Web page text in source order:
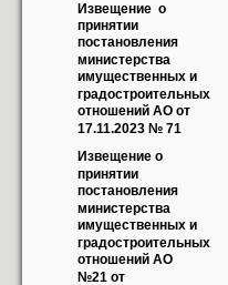
Извещение  о
принятии
постановления
министерства
имущественных и
градостроительных
отношений АО от
17.11.2023 № 71
Извещение о
принятии
постановления
министерства
имущественных и
градостроительных
отношений АО
№21 от